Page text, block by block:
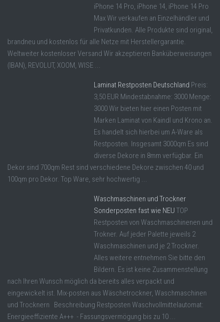
iPhone 14 Pro, iPhone 14, iPhone 14 Pro
Max Wir verkaufen an Einzelhändler und
Privatkunden. Alle Produkte sind original,
brandneu und kostenlos für alle Netze mit Herstellergarantie.
Weltweiter kostenloser Versand Wir akzeptieren Banküberweisungen
(IBAN), REVOLUT, XOOM, WISE ...
Laminat Restposten Deutschland Preis:
3,50 EUR Mindestabnahme: 3000 Menge:
3000 Wir bieten hier einen Posten mit
Marken Laminat von Kaindl und Krono an.
Es handelt sich hierbei um A-Ware als
Restposten. Insgesamt 3000qm Es sind
diverse Dekore in 8mm verfügbar. Ein
Dekor sind 700qm Rest sind verschiedene Dekore zwischen 40 und
100qm pro Dekor. Top Ware, sehr hochwertig ...
Waschmaschinen und Trockner
Sonderposten fast wie NEU TOP
Restposten von Waschmaschinenen und
Trokner. Auf jeder Palette jeweils 2
Waschmaschinen und je 2 Trockner.
Alles weitere entnehmen Sie bitte den
Bildern. Es ist keine Zusammenstellung
nach Ihren Wunsch möglich da bereits alles verpackt und
eingewickelt ist. Mix-posten aus Wäschetrockner, Waschmaschinen
und Trocknern Beschreibung Restposten Waschvollmittelautomat:
Energieeffiziente A+++ - Fassungsvermögung bis zu 10 ...